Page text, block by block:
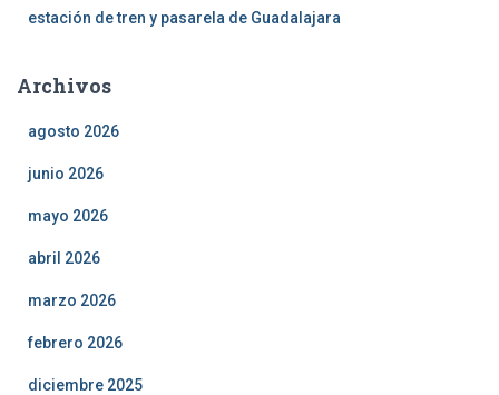
estación de tren y pasarela de Guadalajara
Archivos
agosto 2026
junio 2026
mayo 2026
abril 2026
marzo 2026
febrero 2026
diciembre 2025